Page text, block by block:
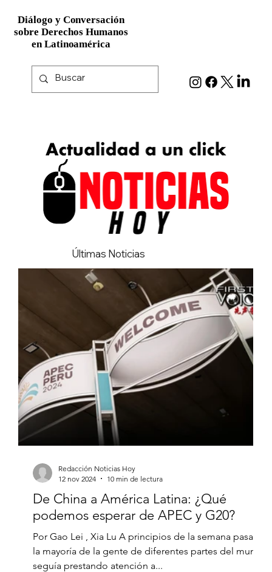
Diálogo y Conversación
sobre Derechos Humanos
en Latinoamérica
Diálogo y Conversación
sobre Derechos Humanos
en Latinoamérica
De China a América Latina: ¿Qué
podemos esperar de APEC y G20?
Por Gao Lei , Xia Lu A principios de la semana pasada,
la mayoría de la gente de diferentes partes del mundo
seguía prestando atención a...
Redacción Noticias Hoy
12 nov 2024
10 min de lectura
Últimas Noticias